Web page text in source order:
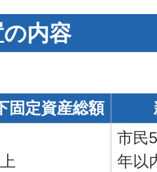
内容
固定資産総額
市民
年以